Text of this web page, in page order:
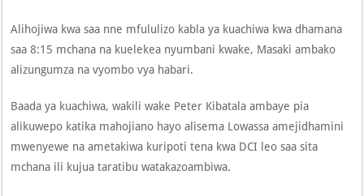
Alihojiwa kwa saa nne mfululizo kabla ya kuachiwa kwa dhamana
saa 8:15 mchana na kuelekea nyumbani kwake, Masaki ambako
alizungumza na vyombo vya habari.
Baada ya kuachiwa, wakili wake Peter Kibatala ambaye pia
alikuwepo katika mahojiano hayo alisema Lowassa amejidhamini
mwenyewe na ametakiwa kuripoti tena kwa DCI leo saa sita
mchana ili kujua taratibu watakazoambiwa.